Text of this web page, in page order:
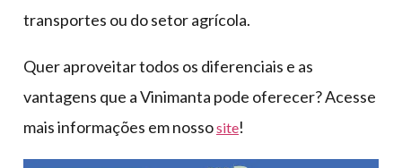
transportes ou do setor agrícola.
Quer aproveitar todos os diferenciais e as
vantagens que a Vinimanta pode oferecer? Acesse
mais informações em nossosite!